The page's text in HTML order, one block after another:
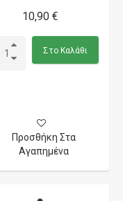
10,90 €
Στο Καλάθι
Προσθήκη Στα
Αγαπημένα